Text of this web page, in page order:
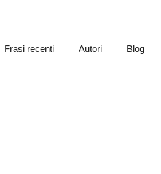
Frasi recenti Autori Blog